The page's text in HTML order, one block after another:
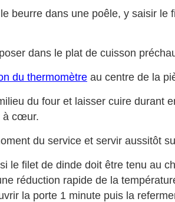
beurre dans une poêle, y saisir le
dans le plat de cuisson
du thermomètre au centre de la
du four et laisser cuire durant
à cœur.
du service et servir aussitôt
le filet de dinde doit être tenu au
réduction rapide de la
la porte 1 minute puis la